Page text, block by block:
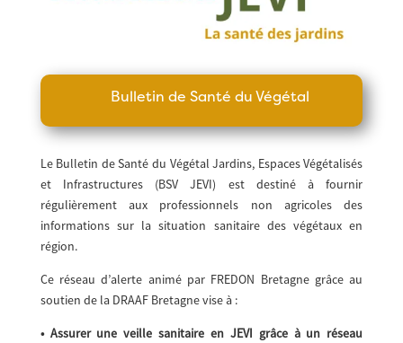
Bulletin de Santé du Végétal
Le Bulletin de Santé du Végétal Jardins, Espaces Végétalisés
et Infrastructures (BSV JEVI) est destiné à fournir
régulièrement aux professionnels non agricoles des
informations sur la situation sanitaire des végétaux en
région.
Ce réseau d’alerte animé par FREDON Bretagne grâce au
soutien de la DRAAF Bretagne vise à :
• Assurer une veille sanitaire en JEVI grâce à un réseau